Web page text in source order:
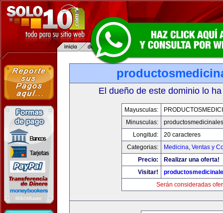
El dueño de este dominio lo
Mayusculas:
Minusculas:
Longitud:
20 caracteres
Categorias:
Medicina, Ventas y
Precio:
Realizar una oferta!
Visitar!
Serán consideradas